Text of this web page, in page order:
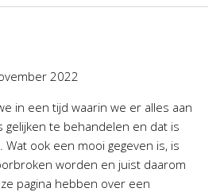
2022
in een tijd waarin we er alles aan
gelijken te behandelen en dat is
Wat ook een mooi gegeven is, is
worden en juist daarom
pagina hebben over een